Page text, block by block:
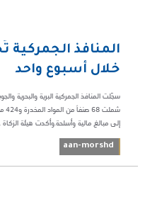
خلال أسبوع واحد
إلى مبالغ مالية وأسلحة.وأكدت هيئة الزكاة ...
aan-morshd